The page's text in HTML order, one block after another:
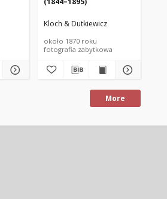
Kloch & Dutkiewicz
około 1870 roku
fotografia zabytkowa
More